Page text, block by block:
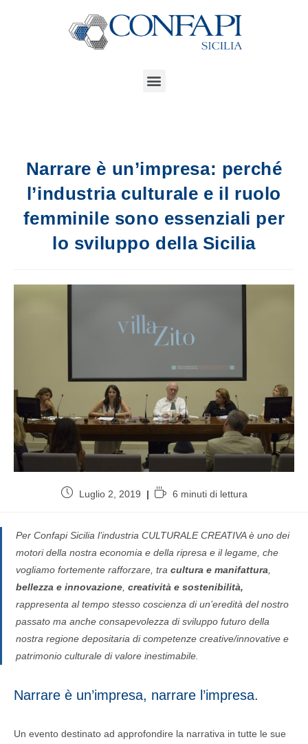
Narrare è un’impresa: perché
l’industria culturale e il ruolo
femminile sono essenziali per
lo sviluppo della Sicilia
Luglio 2, 2019 6 minuti di lettura
Per Confapi Sicilia l’industria CULTURALE CREATIVA è uno dei
motori della nostra economia e della ripresa e il legame, che
vogliamo fortemente rafforzare, tra cultura e manifattura
bellezza e innovazione creatività e sostenibilità,
rappresenta al tempo stesso coscienza di un’eredità del nostro
passato ma anche consapevolezza di sviluppo futuro della
nostra regione depositaria di competenze creative/innovative e
patrimonio culturale di valore inestimabile.
Narrare è un’impresa, narrare l’impresa.
Un evento destinato ad approfondire la narrativa in tutte le sue